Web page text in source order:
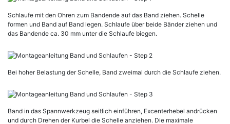
Schlaufe mit den Ohren zum Bandende auf das Band ziehen. Schelle
formen und Band auf Band legen. Schlaufe über beide Bänder ziehen und
das Bandende ca. 30 mm unter die Schlaufe biegen.
Bei hoher Belastung der Schelle, Band zweimal durch die Schlaufe ziehen.
Band in das Spannwerkzeug seitlich einführen, Excenterhebel andrücken
und durch Drehen der Kurbel die Schelle anziehen. Die maximale